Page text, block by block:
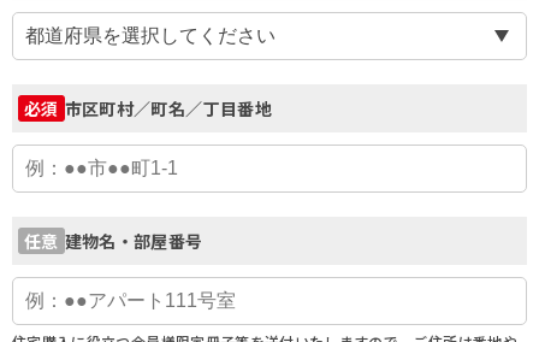
必須 市区町村／町名／丁目番地
任意 建物名・部屋番号